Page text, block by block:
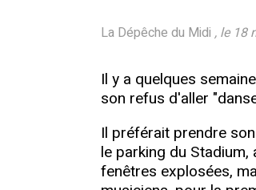
La Dépêche du Midi , le 18
Il y a quelques
son refus d'aller
Il préférait prendre
le parking du
fenêtres explosées,